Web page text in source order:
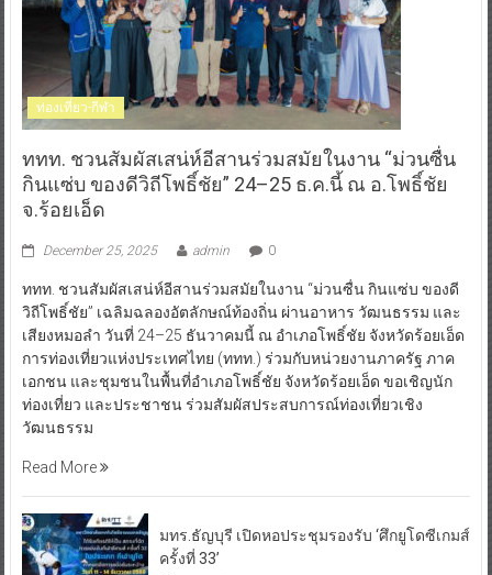
ท่องเที่ยว-กีฬา
ททท. ชวนสัมผัสเสน่ห์อีสานร่วมสมัยในงาน “ม่วนซื่น
กินแซ่บ ของดีวิถีโพธิ์ชัย” 24–25 ธ.ค.นี้ ณ อ.โพธิ์ชัย
จ.ร้อยเอ็ด
December 25, 2025 admin 0
ททท. ชวนสัมผัสเสน่ห์อีสานร่วมสมัยในงาน “ม่วนซื่น กินแซ่บ ของดี
วิถีโพธิ์ชัย” เฉลิมฉลองอัตลักษณ์ท้องถิ่น ผ่านอาหาร วัฒนธรรม และ
เสียงหมอลำ วันที่ 24–25 ธันวาคมนี้ ณ อำเภอโพธิ์ชัย จังหวัดร้อยเอ็ด
การท่องเที่ยวแห่งประเทศไทย (ททท.) ร่วมกับหน่วยงานภาครัฐ ภาค
เอกชน และชุมชนในพื้นที่อำเภอโพธิ์ชัย จังหวัดร้อยเอ็ด ขอเชิญนัก
ท่องเที่ยว และประชาชน ร่วมสัมผัสประสบการณ์ท่องเที่ยวเชิง
วัฒนธรรม
Read More
มทร.ธัญบุรี เปิดหอประชุมรองรับ ‘ศึกยูโดซีเกมส์
ครั้งที่ 33’